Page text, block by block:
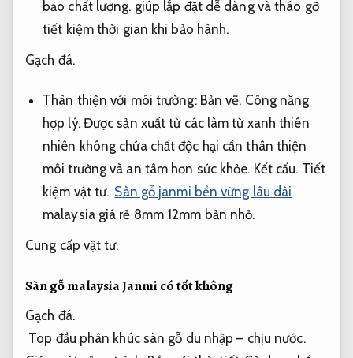
bảo chất lượng. giúp lắp đặt dễ dàng và tháo gỡ
tiết kiệm thời gian khi bảo hành.
Gạch đá.
Thân thiện với môi trường: Bản vẽ. Công năng
hợp lý.Được sản xuất từ các làm từ xanh thiên
nhiên không chứa chất độc hại cần thân thiện
môi trường và an tâm hơn sức khỏe. Kết cấu. Tiết
kiệm vật tư. Sàn gỗ janmi bền vững lâu dài
malaysia giá rẻ 8mm 12mm bản nhỏ.
Cung cấp vật tư.
Sàn gỗ malaysia Janmi có tốt không
Gạch đá.
Top đầu phân khúc sàn gỗ du nhập – chịu nước.